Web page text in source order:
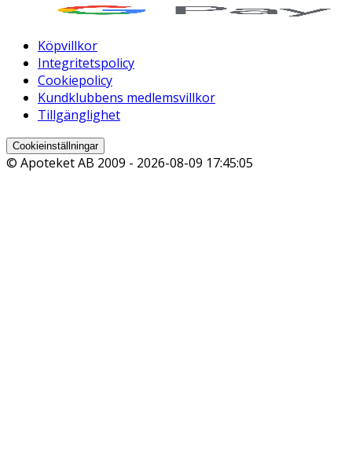
Köpvillkor
Integritetspolicy
Cookiepolicy
Kundklubbens medlemsvillkor
Tillgänglighet
Cookieinställningar
© Apoteket AB 2009 - 2026-08-09 17:45:05